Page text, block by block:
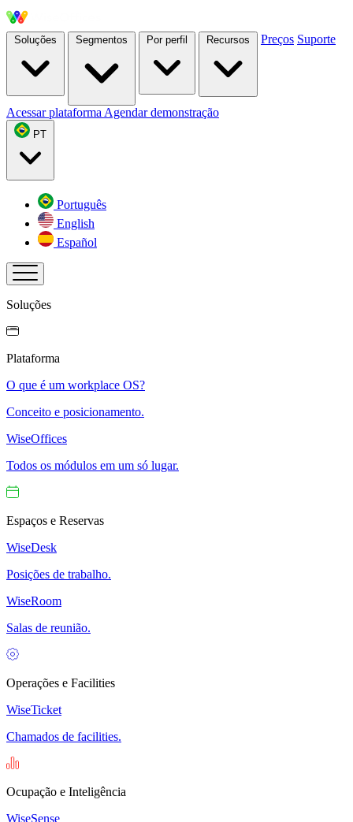
Soluções Segmentos Por perfil Recursos Preços Suporte
Acessar plataforma Agendar demonstração
PT
Português
English
Español
Soluções
Plataforma
O que é um workplace OS?
Conceito e posicionamento.
WiseOffices
Todos os módulos em um só lugar.
Espaços e Reservas
WiseDesk
Posições de trabalho.
WiseRoom
Salas de reunião.
Operações e Facilities
WiseTicket
Chamados de facilities.
Ocupação e Inteligência
WiseSense